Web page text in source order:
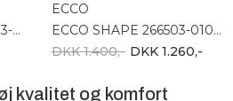
Ecco Xpedition III 811273-51526
ECCO
ECCO SHAPE 266503-01001
DKK 1.400,- DKK 1.260,-
kvalitet og komfort